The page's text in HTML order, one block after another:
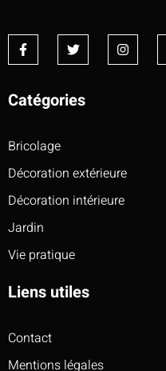
Catégories
Bricolage
Décoration extérieure
Décoration intérieure
Jardin
Vie pratique
Liens utiles
Contact
Mentions légales